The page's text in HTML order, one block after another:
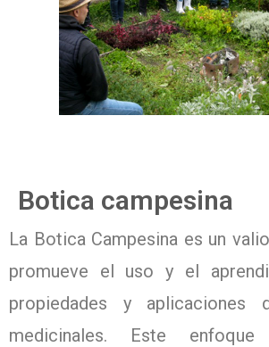
Botica campesina
La Botica Campesina es un
promueve el uso y el
propiedades y aplicaciones
medicinales. Este